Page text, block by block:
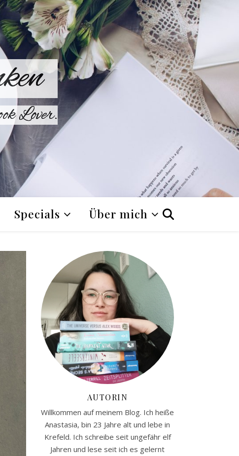
Lover.
Specials Über mich
AUTORIN
Willkommen auf meinem Blog. Ich heiße
Anastasia, bin 23 Jahre alt und lebe in
Krefeld. Ich schreibe seit ungefähr elf
Jahren und lese seit ich es gelernt